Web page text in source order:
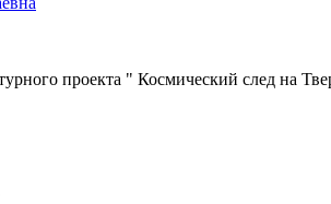
проекта " Космический след на